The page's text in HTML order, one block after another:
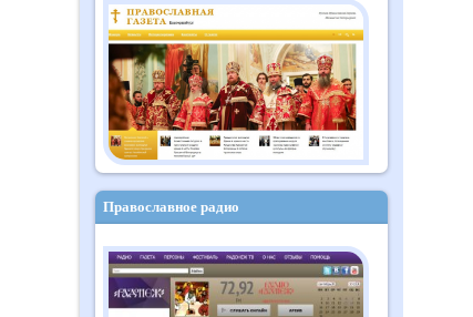
Православное радио